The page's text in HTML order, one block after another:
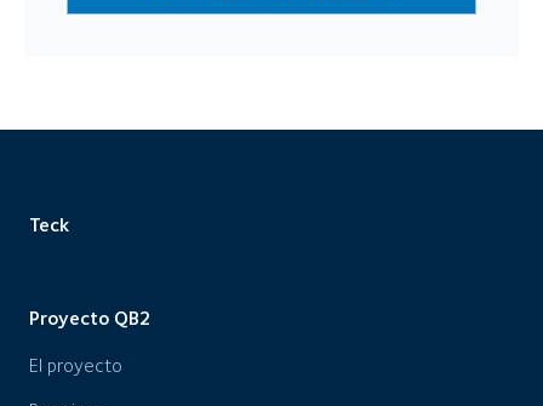
Teck
Proyecto QB2
El proyecto